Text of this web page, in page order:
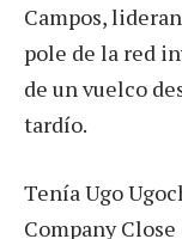
Campos,
pole de la red
de un vuelco
tardío.
Tenía Ugo
Company